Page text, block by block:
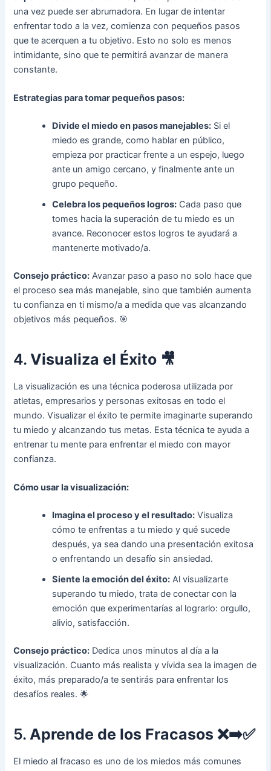
una vez puede ser abrumadora. En lugar de intentar
enfrentar todo a la vez, comienza con pequeños pasos
que te acerquen a tu objetivo. Esto no solo es menos
intimidante, sino que te permitirá avanzar de manera
constante.
Estrategias para tomar pequeños pasos:
Divide el miedo en pasos manejables: Si el
miedo es grande, como hablar en público,
empieza por practicar frente a un espejo, luego
ante un amigo cercano, y finalmente ante un
grupo pequeño.
Celebra los pequeños logros: Cada paso que
tomes hacia la superación de tu miedo es un
avance. Reconocer estos logros te ayudará a
mantenerte motivado/a.
Consejo práctico: Avanzar paso a paso no solo hace que
el proceso sea más manejable, sino que también aumenta
tu confianza en ti mismo/a a medida que vas alcanzando
objetivos más pequeños. 🎯
4.Visualiza el Éxito 🎥
La visualización es una técnica poderosa utilizada por
atletas, empresarios y personas exitosas en todo el
mundo. Visualizar el éxito te permite imaginarte superando
tu miedo y alcanzando tus metas. Esta técnica te ayuda a
entrenar tu mente para enfrentar el miedo con mayor
confianza.
Cómo usar la visualización:
Imagina el proceso y el resultado: Visualiza
cómo te enfrentas a tu miedo y qué sucede
después, ya sea dando una presentación exitosa
o enfrentando un desafío sin ansiedad.
Siente la emoción del éxito: Al visualizarte
superando tu miedo, trata de conectar con la
emoción que experimentarías al lograrlo: orgullo,
alivio, satisfacción.
Consejo práctico: Dedica unos minutos al día a la
visualización. Cuanto más realista y vívida sea la imagen de
éxito, más preparado/a te sentirás para enfrentar los
desafíos reales. 🌟
5. Aprende de los Fracasos ❌➡️✅
El miedo al fracaso es uno de los miedos más comunes